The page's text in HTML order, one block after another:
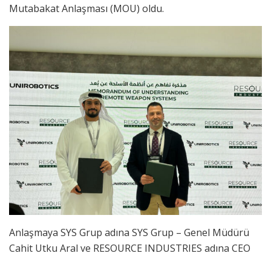
Mutabakat Anlaşması (MOU) oldu.
Anlaşmaya SYS Grup adına SYS Grup – Genel Müdürü
Cahit Utku Aral ve RESOURCE INDUSTRIES adına CEO